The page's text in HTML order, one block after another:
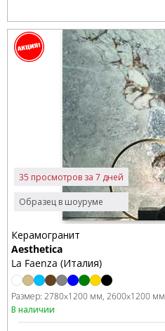
Образец в шоуруме
35 просмотров за 7 дней
Керамогранит
Aesthetica
La Faenza (Италия)
Размер: 2780x1200 мм 2600x1200 мм
В наличии